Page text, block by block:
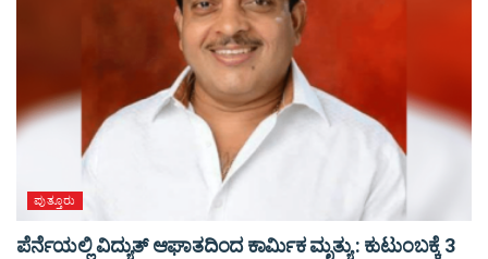
ಪುತ್ತೂರು
ಪೆರ್ನೆಯಲ್ಲಿ ವಿದ್ಯುತ್ ಆಘಾತದಿಂದ ಕಾರ್ಮಿಕ ಮೃತ್ಯು : ಕುಟುಂಬಕ್ಕೆ 3